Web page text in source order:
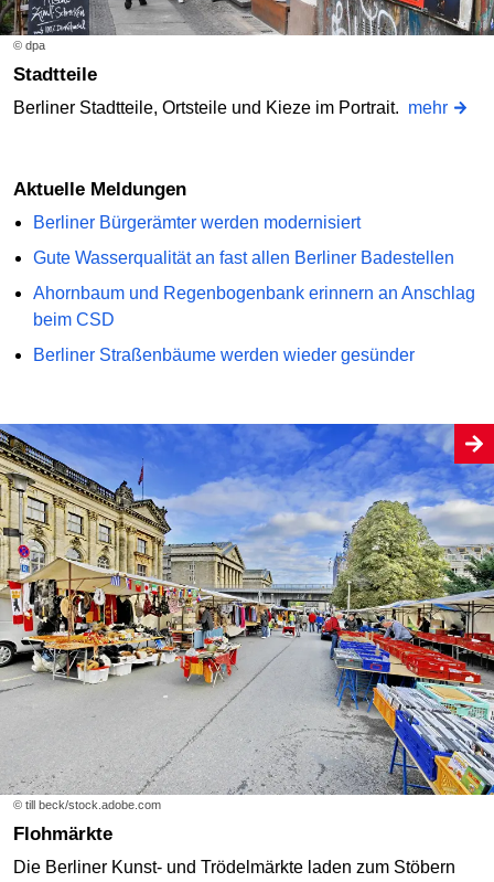
© dpa
Stadtteile
Berliner Stadtteile, Ortsteile und Kieze im Portrait. mehr
Aktuelle Meldungen
Berliner Bürgerämter werden modernisiert
Gute Wasserqualität an fast allen Berliner Badestellen
Ahornbaum und Regenbogenbank erinnern an Anschlag
beim CSD
Berliner Straßenbäume werden wieder gesünder
© till beck/stock.adobe.com
Flohmärkte
Die Berliner Kunst- und Trödelmärkte laden zum Stöbern